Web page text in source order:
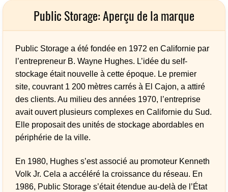
Public Storage: Aperçu de la marque
Public Storage a été fondée en 1972 en Californie par
l’entrepreneur B. Wayne Hughes. L’idée du self-
stockage était nouvelle à cette époque. Le premier
site, couvrant 1 200 mètres carrés à El Cajon, a attiré
des clients. Au milieu des années 1970, l’entreprise
avait ouvert plusieurs complexes en Californie du Sud.
Elle proposait des unités de stockage abordables en
périphérie de la ville.
En 1980, Hughes s’est associé au promoteur Kenneth
Volk Jr. Cela a accéléré la croissance du réseau. En
1986, Public Storage s’était étendue au-delà de l’État